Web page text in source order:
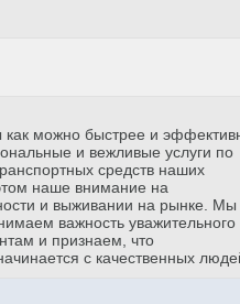
как можно быстрее и
и вежливые услуги по
средств наших
наше внимание на
и выживании на рынке. Мы
важность уважительного
и признаем, что
с качественных